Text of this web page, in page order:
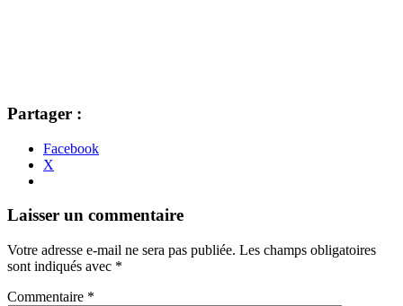
Partager :
Facebook
X
Navigation
articles
←
→
Laisser un commentaire
Votre adresse e-mail ne sera pas publiée. Les champs obligatoires
sont indiqués avec *
Commentaire *